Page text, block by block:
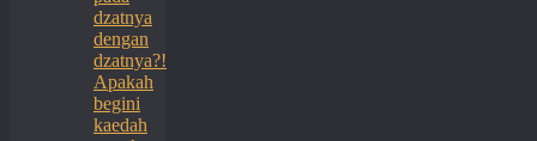
dzatnya
dengan
dzatnya?!
Apakah
begini
kaedah